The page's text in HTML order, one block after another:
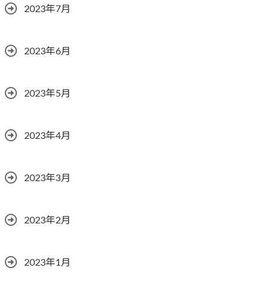
2023年7月
2023年6月
2023年5月
2023年4月
2023年3月
2023年2月
2023年1月